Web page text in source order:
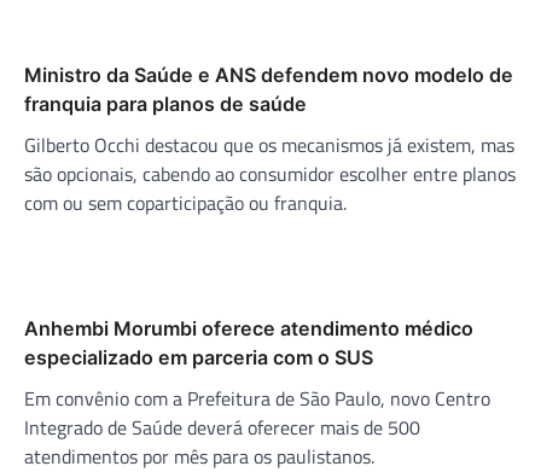
Ministro da Saúde e ANS defendem novo modelo de
franquia para planos de saúde
Gilberto Occhi destacou que os mecanismos já existem, mas
são opcionais, cabendo ao consumidor escolher entre planos
com ou sem coparticipação ou franquia.
Anhembi Morumbi oferece atendimento médico
especializado em parceria com o SUS
Em convênio com a Prefeitura de São Paulo, novo Centro
Integrado de Saúde deverá oferecer mais de 500
atendimentos por mês para os paulistanos.